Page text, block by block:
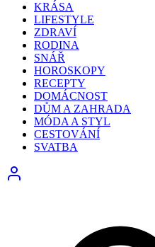
KRÁSA
LIFESTYLE
ZDRAVÍ
RODINA
SNÁŘ
HOROSKOPY
RECEPTY
DOMÁCNOST
DŮM A ZAHRADA
MÓDA A STYL
CESTOVÁNÍ
SVATBA